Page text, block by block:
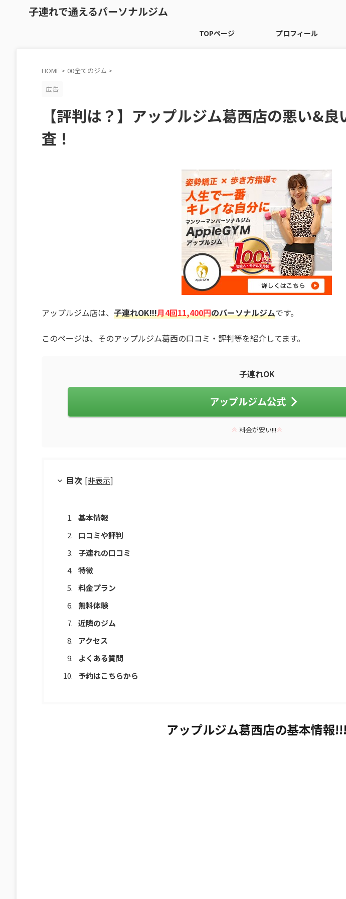
子連れで通えるパーソナルジム
TOPページ プロフィール
HOME > 00全てのジム >
広告
【評判は？】アップルジム葛西店の悪い&
査！
アップルジム店は、 子連れOK!!!月4回11,400円のパーソナルジムです。
このページは、そのアップルジム葛西の口コミ・評判等を紹介してます。
子連れOK
アップルジム公式
料金が安い!!!
目次 [非表示]
基本情報
口コミや評判
子連れの口コミ
特徴
料金プラン
無料体験
近隣のジム
アクセス
よくある質問
予約はこちらから
アップルジム葛西店の基本情報!!!